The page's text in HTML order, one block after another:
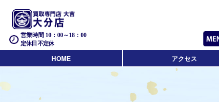
営業時間 10：00～18：00
定休日 不定休
HOME アクセス